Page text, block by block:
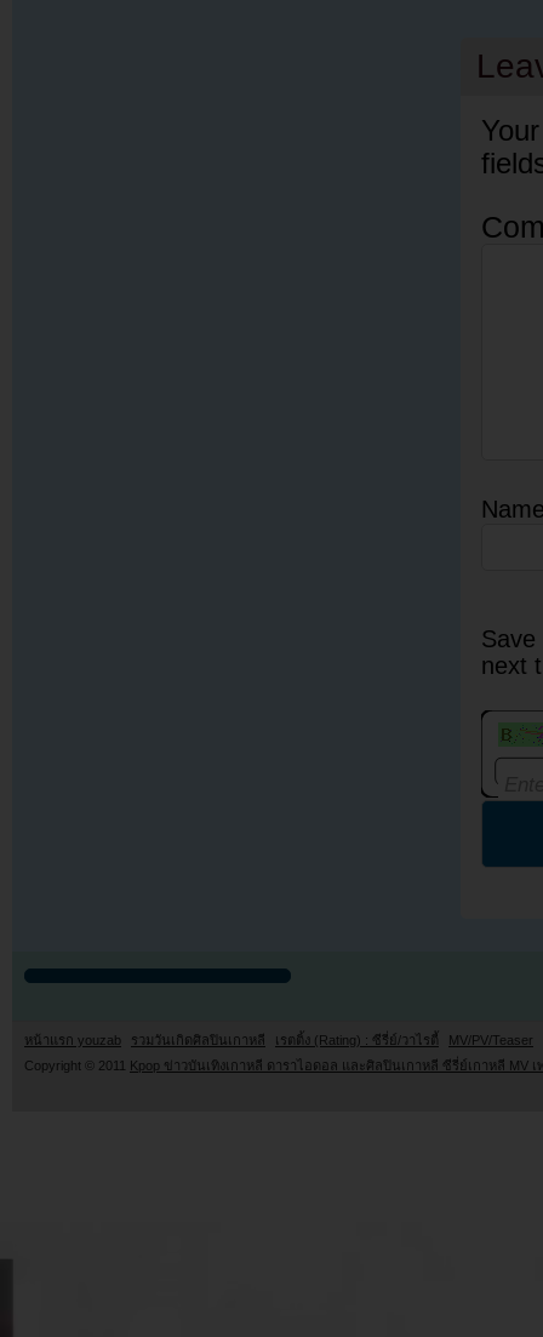
next
หน้าแรก youzab รวมวันเกิดศิลปินเกาหลี เรตติ้ง (Rating) : ซีรี่ย์/วาไรตี้
MV/PV/Teaser
Copyright © 2011 Kpop ข่าวบันเทิงเกาหลี ดาราไอดอล และศิลปินเกาหลี ซีรี่ย์เกาหลี MV